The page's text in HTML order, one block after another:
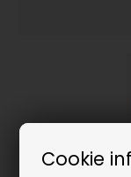
Cookie